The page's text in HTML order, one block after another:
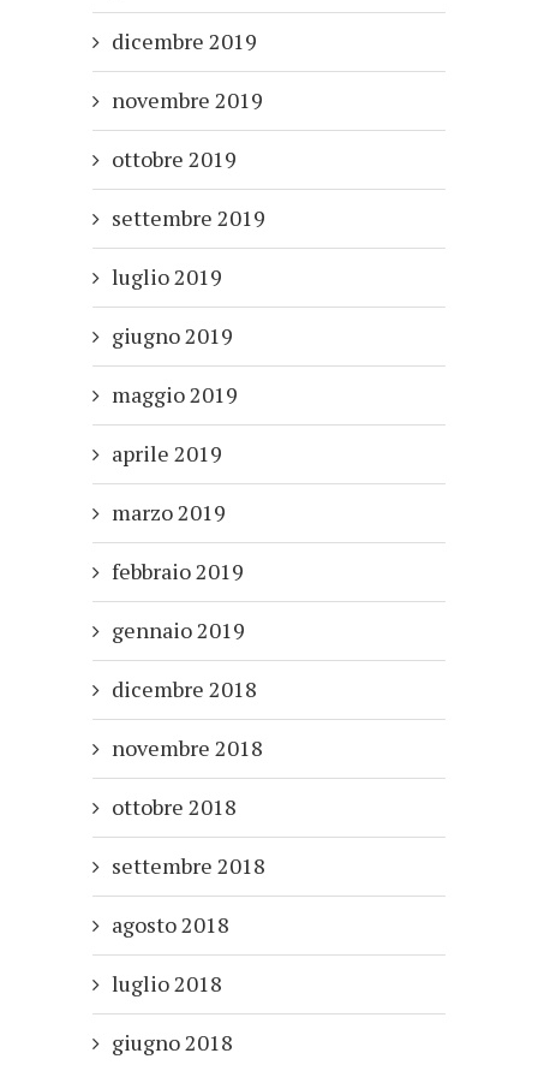
dicembre 2019
novembre 2019
ottobre 2019
settembre 2019
luglio 2019
giugno 2019
maggio 2019
aprile 2019
marzo 2019
febbraio 2019
gennaio 2019
dicembre 2018
novembre 2018
ottobre 2018
settembre 2018
agosto 2018
luglio 2018
giugno 2018